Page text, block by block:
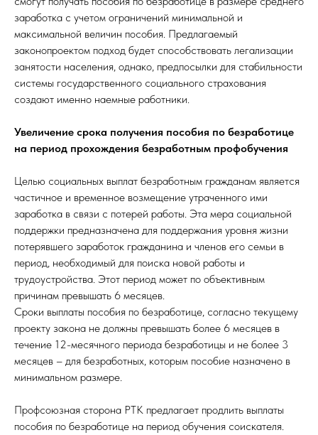
заработка с учетом ограничений минимальной и
максимальной величин пособия. Предлагаемый
законопроектом подход будет способствовать легализации
занятости населения, однако, предпосылки для стабильности
системы государственного социального страхования
создают именно наемные работники.
Увеличение срока получения пособия по безработице
на период прохождения безработным профобучения
Целью социальных выплат безработным гражданам является
частичное и временное возмещение утраченного ими
заработка в связи с потерей работы. Эта мера социальной
поддержки предназначена для поддержания уровня жизни
потерявшего заработок гражданина и членов его семьи в
период, необходимый для поиска новой работы и
трудоустройства. Этот период может по объективным
причинам превышать 6 месяцев.
Сроки выплаты пособия по безработице, согласно текущему
проекту закона не должны превышать более 6 месяцев в
течение 12-месячного периода безработицы и не более 3
месяцев – для безработных, которым пособие назначено в
минимальном размере.
Профсоюзная сторона РТК предлагает продлить выплаты
пособия по безработице на период обучения соискателя.